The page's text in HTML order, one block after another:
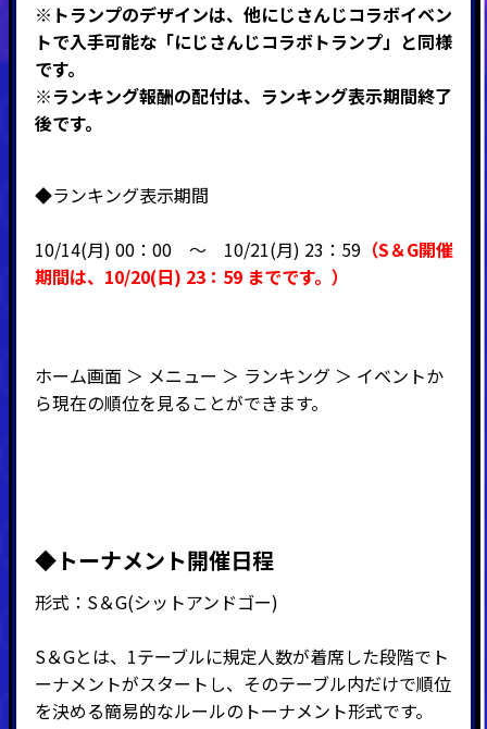
※ トランプのデザインは、他にじさんじコラボイベン
トで入手可能な「にじさんじコラボトランプ」と同様
です。
※ランキング報酬の配付は、ランキング表示期間終了
後です。
◆ランキング表示期間
10/14(月) 00：00 ～ 10/21(月) 23：59（S＆G開催
期間は、10/20(日) 23：59 までです。）
ホーム画面 ＞ メニュー ＞ ランキング ＞ イベントか
ら現在の順位を見ることができます。
◆トーナメント開催日程
形式： S＆G(シットアンドゴー)
S＆Gとは、1テーブルに規定人数が着席した段階でト
ーナメントがスタートし、そのテーブル内だけで順位
を決める簡易的なルールのトーナメント形式です。